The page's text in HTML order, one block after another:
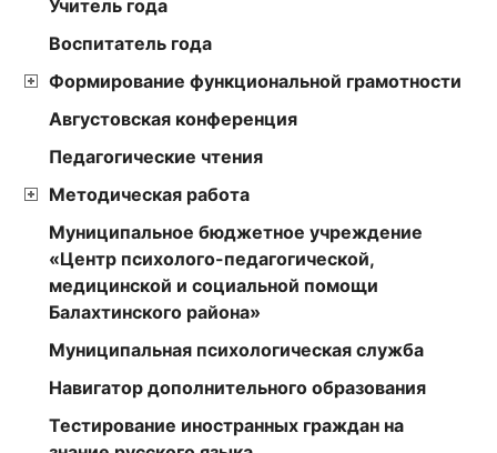
Учитель года
Воспитатель года
Формирование функциональной грамотности
Августовская конференция
Педагогические чтения
Методическая работа
Муниципальное бюджетное учреждение
«Центр психолого-педагогической,
медицинской и социальной помощи
Балахтинского района»
Муниципальная психологическая служба
Навигатор дополнительного образования
Тестирование иностранных граждан на